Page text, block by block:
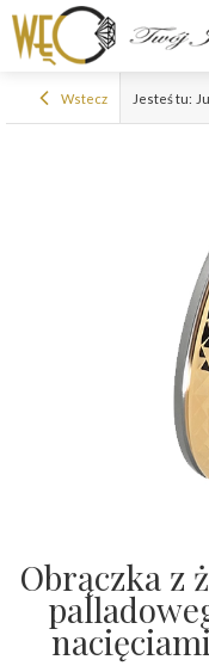
Wstecz Jesteś tu:
Obrączka z